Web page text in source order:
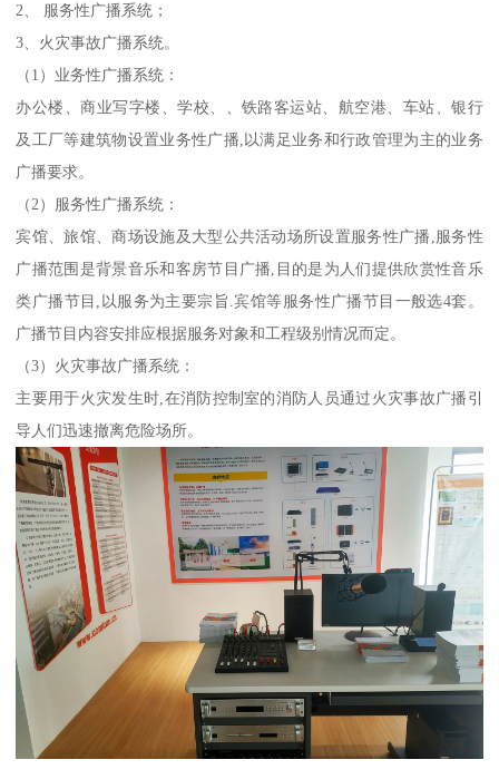
2、 服务性广播系统；
3、火灾事故广播系统。
（1）业务性广播系统：
办公楼、商业写字楼、学校、、铁路客运站、航空港、车站、银行
及工厂等建筑物设置业务性广播,以满足业务和行政管理为主的业务
广播要求。
（2）服务性广播系统：
宾馆、旅馆、商场设施及大型公共活动场所设置服务性广播,服务性
广播范围是背景音乐和客房节目广播,目的是为人们提供欣赏性音乐
类广播节目,以服务为主要宗旨.宾馆等服务性广播节目一般选4套。
广播节目内容安排应根据服务对象和工程级别情况而定。
（3）火灾事故广播系统：
主要用于火灾发生时,在消防控制室的消防人员通过火灾事故广播引
导人们迅速撤离危险场所。